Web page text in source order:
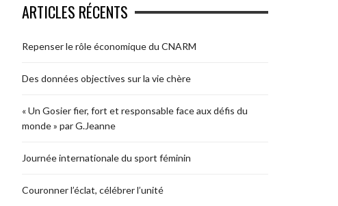
ARTICLES RÉCENTS
Repenser le rôle économique du CNARM
Des données objectives sur la vie chère
« Un Gosier fier, fort et responsable face aux défis du
monde » par G.Jeanne
Journée internationale du sport féminin
Couronner l’éclat, célébrer l’unité